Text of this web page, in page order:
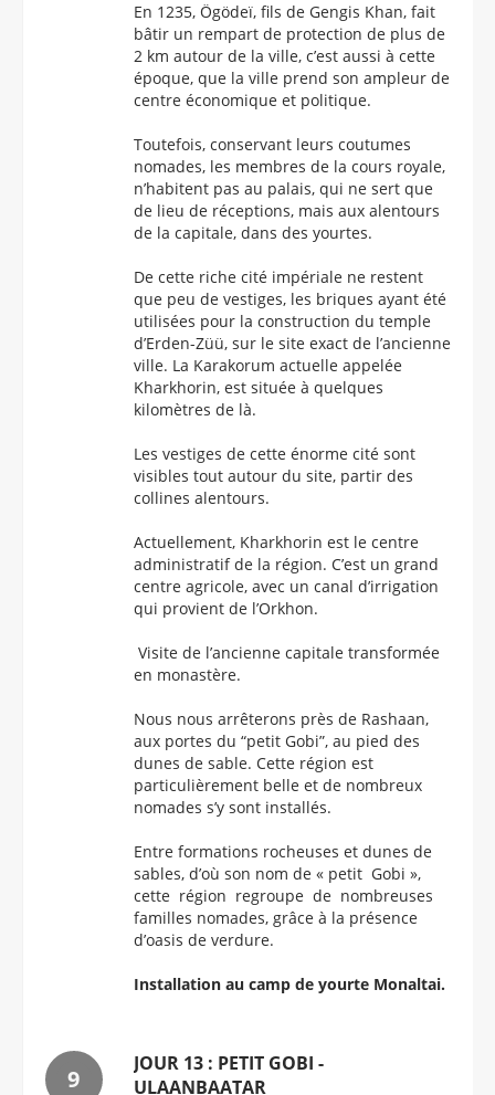
En 1235, Ögödeï, fils de Gengis Khan, fait
bâtir un rempart de protection de plus de
2 km autour de la ville, c’est aussi à cette
époque, que la ville prend son ampleur de
centre économique et politique.
Toutefois, conservant leurs coutumes
nomades, les membres de la cours royale,
n’habitent pas au palais, qui ne sert que
de lieu de réceptions, mais aux alentours
de la capitale, dans des yourtes.
De cette riche cité impériale ne restent
que peu de vestiges, les briques ayant été
utilisées pour la construction du temple
d’Erden-Züü, sur le site exact de l’ancienne
ville. La Karakorum actuelle appelée
Kharkhorin, est située à quelques
kilomètres de là.
Les vestiges de cette énorme cité sont
visibles tout autour du site, partir des
collines alentours.
Actuellement, Kharkhorin est le centre
administratif de la région. C’est un grand
centre agricole, avec un canal d’irrigation
qui provient de l’Orkhon.
Visite de l’ancienne capitale transformée
en monastère.
Nous nous arrêterons près de Rashaan,
aux portes du “petit Gobi”, au pied des
dunes de sable. Cette région est
particulièrement belle et de nombreux
nomades s’y sont installés.
Entre formations rocheuses et dunes de
sables, d’où son nom de « petit Gobi »,
cette région regroupe de nombreuses
familles nomades, grâce à la présence
d’oasis de verdure.
Installation au camp de yourte Monaltai.
JOUR 13 : PETIT GOBI -
ULAANBAATAR